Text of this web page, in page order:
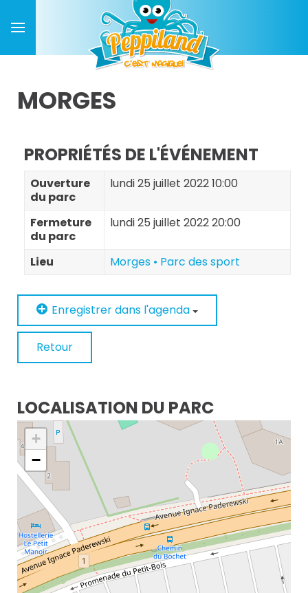
MORGES
PROPRIÉTÉS DE L'ÉVÉNEMENT
Ouverture
du parc
lundi 25 juillet 2022 10:00
Fermeture
du parc
lundi 25 juillet 2022 20:00
Lieu Morges • Parc des sport
Enregistrer dans l'agenda
Retour
LOCALISATION DU PARC
+
−